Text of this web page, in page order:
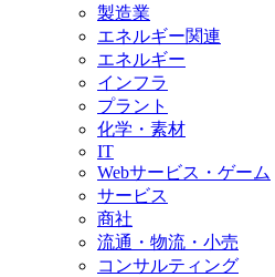
製造業
エネルギー関連
エネルギー
インフラ
プラント
化学・素材
IT
Webサービス・ゲーム
サービス
商社
流通・物流・小売
コンサルティング